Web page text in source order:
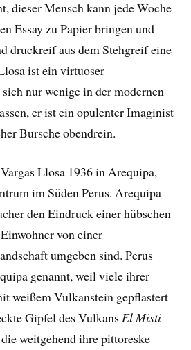
dieser Mensch kann jede Woche
Essay zu Papier bringen und
druckreif aus dem Stehgreif eine
ist ein virtuoser
nur wenige in der modernen
er ist ein opulenter Imaginist
Bursche obendrein.
Llosa 1936 in Arequipa,
im Süden Perus. Arequipa
den Eindruck einer hübschen
von einer
umgeben sind. Perus
genannt, weil viele ihrer
weißem Vulkanstein gepflastert
Gipfel des VulkansEl Misti
weitgehend ihre pittoreske